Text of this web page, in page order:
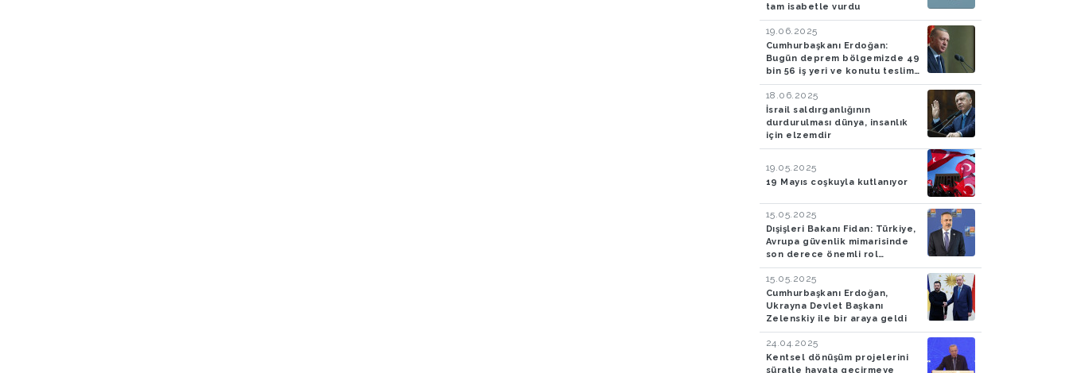
tam isabetle vurdu
19.06.2025
Cumhurbaşkanı Erdoğan:
Bugün deprem bölgemizde 49
bin 56 iş yeri ve konutu teslim
ediyoruz
18.06.2025
İsrail saldırganlığının
durdurulması dünya, insanlık
için elzemdir
19.05.2025
19 Mayıs coşkuyla kutlanıyor
15.05.2025
Dışişleri Bakanı Fidan: Türkiye,
Avrupa güvenlik mimarisinde
son derece önemli rol
oynamaya devam edecek
15.05.2025
Cumhurbaşkanı Erdoğan,
Ukrayna Devlet Başkanı
Zelenskiy ile bir araya geldi
24.04.2025
Kentsel dönüşüm projelerini
süratle hayata geçirmeye